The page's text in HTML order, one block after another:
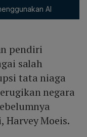
AI
pendiri
salah
tata niaga
negara
Harvey Moeis.